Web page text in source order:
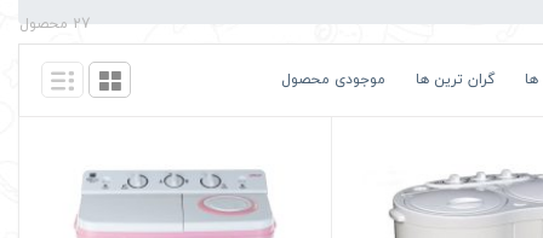
27 محصول
ها گران ترین ها موجودی محصول